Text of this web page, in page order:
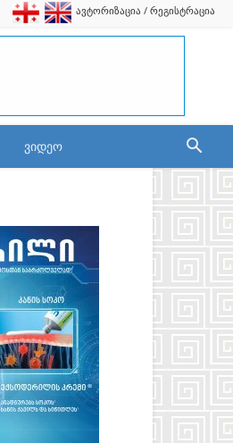
ავტორიზაცია / რეგისტრაცია
ვიდეო